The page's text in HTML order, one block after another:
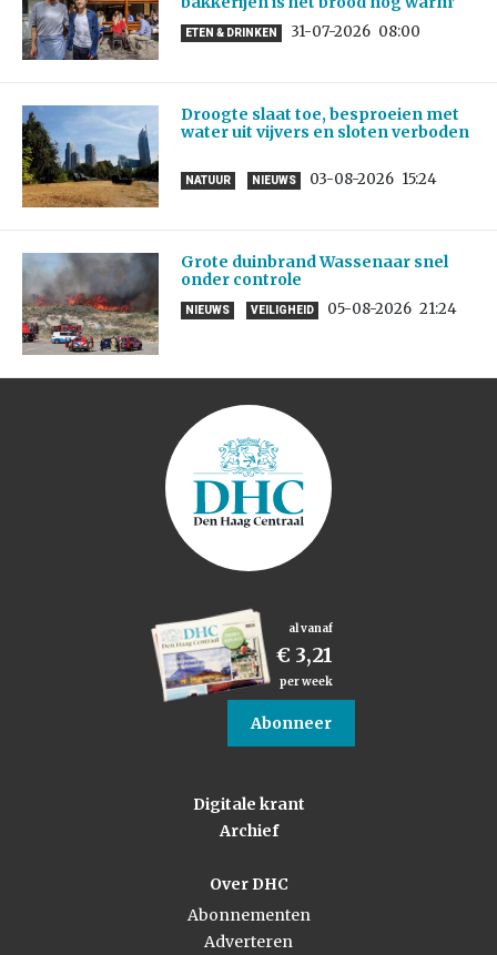
ETEN & DRINKEN 31-07-2026 08:00
Droogte slaat toe, besproeien met
water uit vijvers en sloten verboden
NATUUR NIEUWS 03-08-2026 15:24
Grote duinbrand Wassenaar snel
onder controle
NIEUWS VEILIGHEID 05-08-2026 21:24
al vanaf
€ 3,21
per week
Abonneer
Digitale krant
Archief
Over DHC
Abonnementen
Adverteren